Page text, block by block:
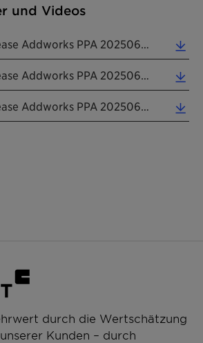
und Videos
Bild A_Media Release Addworks PPA 20250605 DE (6.46 MB)
Bild B_Media Release Addworks PPA 20250605 DE (2.01 MB)
Bild C_Media Release Addworks PPA 20250605 DE (4.76 MB)
durch die Wertschätzung
Kunden – durch